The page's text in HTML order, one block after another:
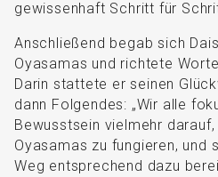
gewissenhaft Schritt für
Anschließend begab sich
Oyasamas und richtete
Darin stattete er seinen
dann Folgendes: „Wir alle
Bewusstsein vielmehr
Oyasamas zu fungieren, und
Weg entsprechend dazu